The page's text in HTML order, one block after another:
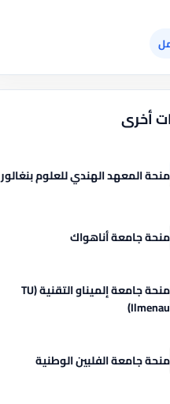
أخرى
منحة المعهد الهندي للعلوم بنغالور
منحة جامعة أناهواك
منحة جامعة إلميناو التقنية (TU
Ilmenau)
منحة جامعة الفلبين الوطنية